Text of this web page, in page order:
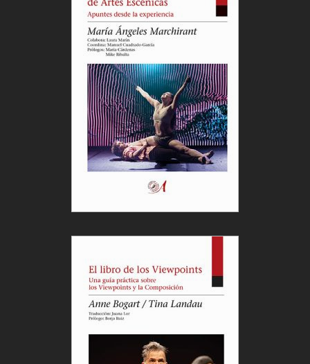
Gabinete de Psicofonías Transtemporales
Umbral de Primavera, jueves),¿Me escribes?
Teresa Rivera (Sala Mirador, viernes),
curso intensivo(exlímite, viernes y sábado) y C
(Domingo, ArtEspacio Plot Point).